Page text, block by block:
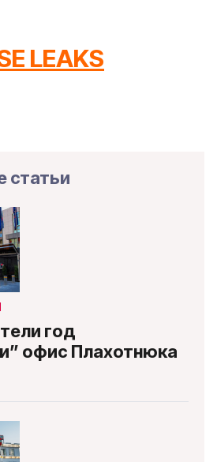
LEAKS
статьи
год
офис Плахотнюка